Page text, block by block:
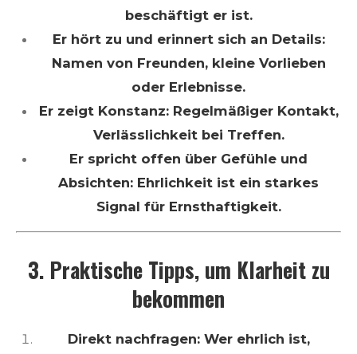
beschäftigt er ist.
Er hört zu und erinnert sich an Details:
Namen von Freunden, kleine Vorlieben
oder Erlebnisse.
Er zeigt Konstanz: Regelmäßiger Kontakt,
Verlässlichkeit bei Treffen.
Er spricht offen über Gefühle und
Absichten: Ehrlichkeit ist ein starkes
Signal für Ernsthaftigkeit.
3. Praktische Tipps, um Klarheit zu
bekommen
Direkt nachfragen: Wer ehrlich ist,